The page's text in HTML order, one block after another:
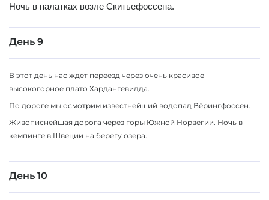
Ночь в палатках возле Скитьефоссена.
День 9
В этот день нас ждет переезд через очень красивое
высокогорное плато Хардангевидда.
По дороге мы осмотрим известнейший водопад Вёрингфоссен.
Живописнейшая дорога через горы Южной Норвегии. Ночь в
кемпинге в Швеции на берегу озера.
День 10